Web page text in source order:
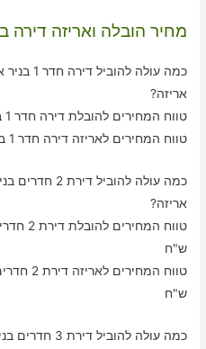
מחיר הובלה ואריזה דירה
כמה עולה
אריזה?
טווח המחירים להובלת דירה חדר 1 בניר אליהו – בין 390-750 ש"ח
טווח המחירים לאריזה דירה חדר 1 בניר אליהו – בין 360-610 ש"ח
כמה עולה
אריזה?
ש"ח
ש"ח
כמה עולה